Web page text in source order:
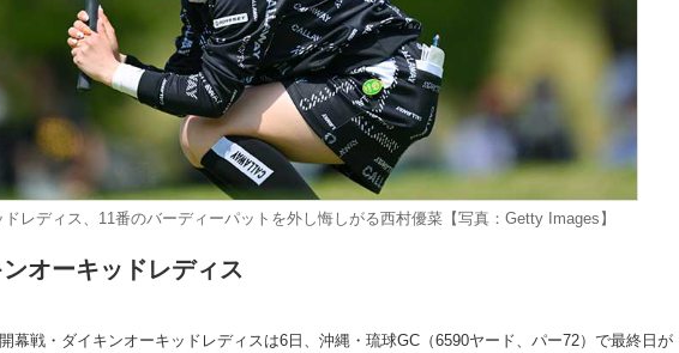
レディス、11番のバーディーパットを外し悔しがる西村優菜【写真：Getty Images】
オーキッドレディス
幕戦・ダイキンオーキッドレディスは6日、沖縄・琉球GC（6590ヤード、パー72）で最終日が